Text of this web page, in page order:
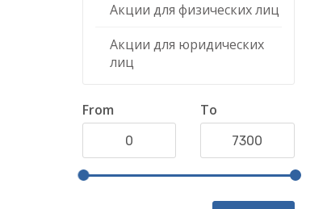
Акции для физических лиц
Акции для юридических
лиц
From To